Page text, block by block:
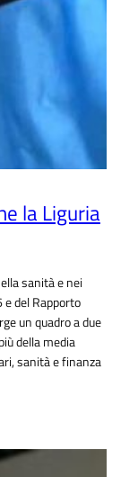
la Liguria
sanità e nei
e del Rapporto
un quadro a due
della media
sanità e finanza